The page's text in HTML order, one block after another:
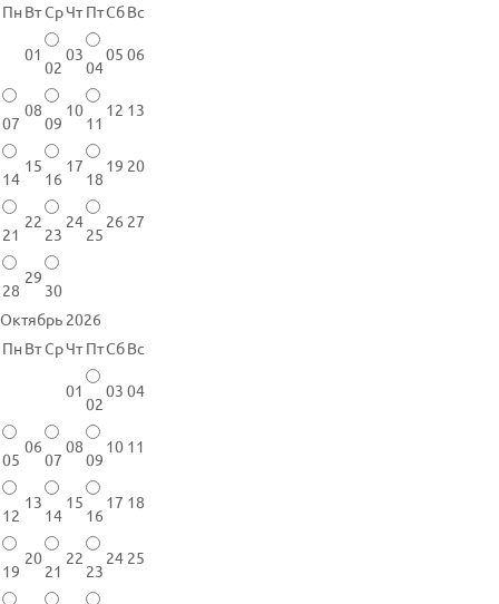
Пн ВтСрЧт ПтСбВс
01
02
03
04
05 06
07
08
09
10
11
12 13
14
15
16
17
18
19 20
21
22
23
24
25
26 27
28
29
30
Октябрь 2026
Пн ВтСрЧт ПтСбВс
01
02
03 04
05
06
07
08
09
10 11
12
13
14
15
16
17 18
19
20
21
22
23
24 25